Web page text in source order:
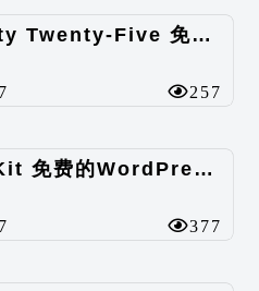
Twenty Twenty-Five 免费的WordPress内容主题
257
Site Kit 免费的WordPress数据统计插件
377